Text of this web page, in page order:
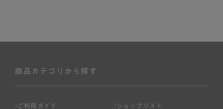
商品カテゴリから探す
ご利用ガイド ショップリスト